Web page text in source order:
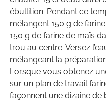
ébullition. Pendant ce
mélangent 150 g de
150 g de farine de maïs
trou au centre. Versez
mélangeant la
Lorsque vous obtenez
sur un plan de travail
façonnent une dizaine de